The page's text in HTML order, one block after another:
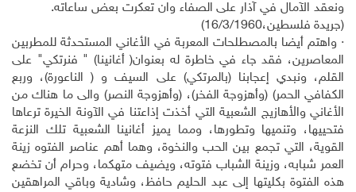
ونعقد الآمال في آذار على الصفاء وان تعكرت بعض ساعاته.
(جريدة فلسطين،16/3/1960)
· واهتم أيضا بالمصطلحات المعربة في الأغاني المستحدثة للمطربين
المعاصرين، فقد جاء في خاطرة له بعنوان( أغانينا) " فنرتكي" على
القلم، ونبدي إعجابنا (بالمرتكي) على السيف و ( الناعورة)، وربع
الكفافي الحمر) (وأهزوجة الفخر)، (وأهزوجة النصر) والى ما هناك من
الأغاني والأهازيج الشعبية التي أخذت إذاعتنا في الآونة الخيرة ترعاها
فتحييها، وتنميها وتطورها، ومما يميز أغانينا الشعبية تلك النزعة
القوية، التي تجمع بين الحب والنخوة، وهما أهم عناصر الفتوه زينة
العمر شبابه، وزينة الشباب فتوته، ويضيف متهكما، وحرام أن تخضع
هذه الفتوة بكليتها إلى عبد الحليم حافظ، وشادية وباقي المراهقين